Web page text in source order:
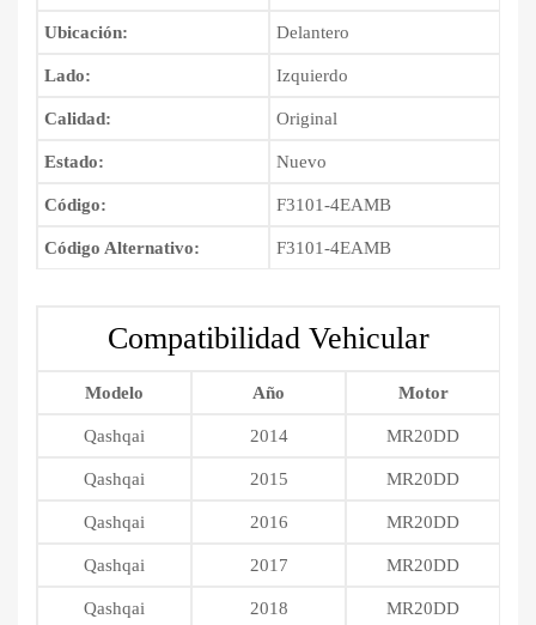
Ubicación: Delantero
Lado: Izquierdo
Calidad: Original
Estado: Nuevo
Código: F3101-4EAMB
Código Alternativo: F3101-4EAMB
Compatibilidad Vehicular
Modelo Año Motor
Qashqai 2014 MR20DD
Qashqai 2015 MR20DD
Qashqai 2016 MR20DD
Qashqai 2017 MR20DD
Qashqai 2018 MR20DD